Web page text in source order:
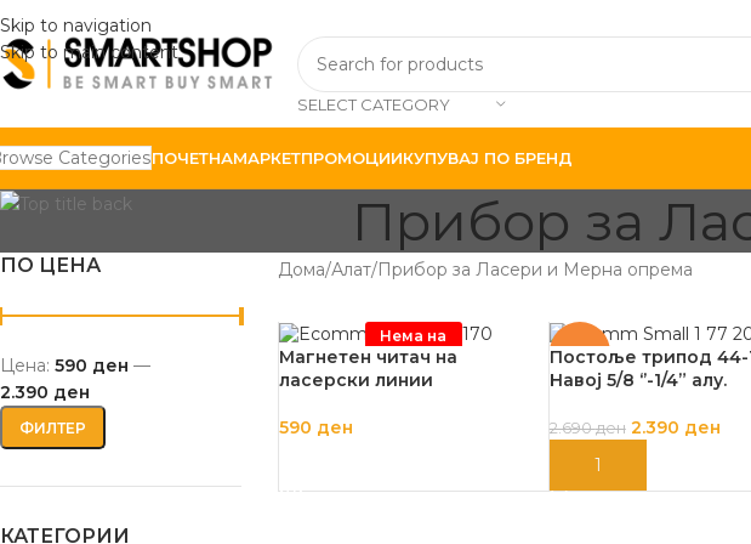
Skip to navigation
Skip to main content
SELECT CATEGORY
CategoriesПОЧЕТНАМАРКЕТПРОМОЦИИКУПУВАЈ ПО БРЕНД
Прибор за
ПО ЦЕНА
ФИЛТЕР
Цена: 590 ден —
2.390 ден
КАТЕГОРИИ
Дома Алат Прибор за Ласери и Мерна опрема
Нема на
залиха
Магнетен читач на
ласерски линии
590 ден
-11%
Постоље трипод 44-
Навој 5/8 ‘’-1/4” алу.
2.690ден 2.390 ден
ДОДАЈ ВО КОШНИЦА